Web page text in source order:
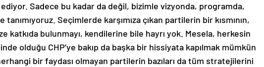
Sadece bu kadar da değil, bizimle vizyonda, programda,
Seçimlerde karşımıza çıkan partilerin bir kısmının,
katkıda bulunmayı, kendilerine bile hayrı yok. Mesela, herkesin
olduğu CHP’ye bakıp da başka bir hissiyata kapılmak mümkün
bir faydası olmayan partilerin bazıları da tüm stratejilerini